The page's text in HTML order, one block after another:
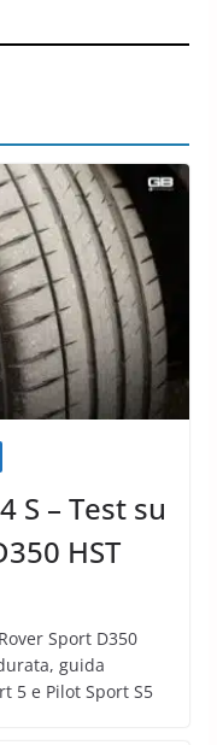
S – Test su
HST
Sport D350
guida
5 e Pilot Sport S5